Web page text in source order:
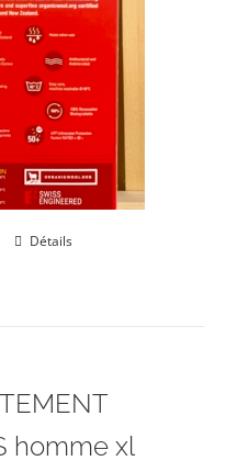
Détails
homme xl